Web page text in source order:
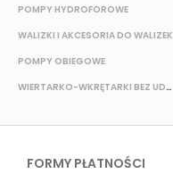
POMPY HYDROFOROWE
WALIZKI I AKCESORIA DO WALIZEK
POMPY OBIEGOWE
WIERTARKO-WKRĘTARKI BEZ UDAROWE
FORMY PŁATNOŚCI